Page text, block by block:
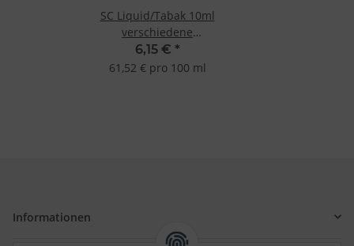
SC Liquid/Tabak 10ml
verschiedene
Geschmacksrichtungen
6,15 € *
61,52 € pro 100 ml
Informationen